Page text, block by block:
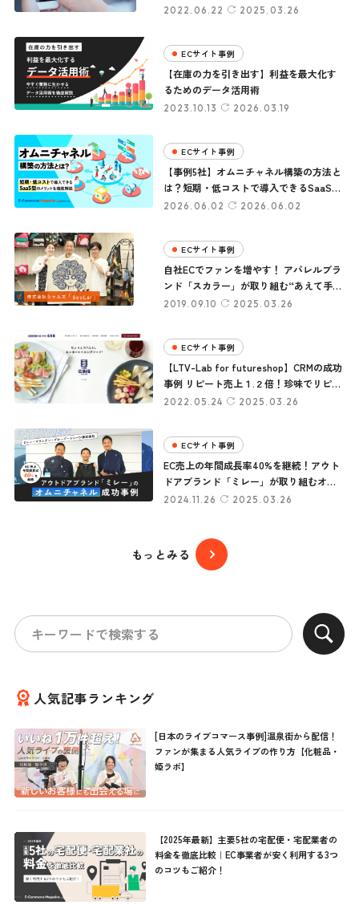
2022.06.22 2025.03.26
とは？
ECサイト事例
2023.10.13 2026.03.19
【在庫の力を引き出す】利益を最大化す
るためのデータ活用術
ECサイト事例
2026.06.02 2026.06.02
【事例5社】オムニチャネル構築の方法と
は？短期・低コストで導入できるSaaS型
のメリットを徹底解説
ECサイト事例
2019.09.10 2025.03.26
自社ECでファンを増やす！ アパレルブラ
ンド「スカラー」が取り組む“あえて手間
をかける”CRM
ECサイト事例
2022.05.24 2025.03.26
【LTV-Lab for futureshop】CRMの成功
事例 リピート売上１.２倍！珍味でリピー
ト率・回転率も伸ばした“伍魚福”様
ECサイト事例
2024.11.26 2025.03.26
EC売上の年間成長率40%を継続！アウト
ドアブランド「ミレー」が取り組むオム
ニチャネルの成功事例
もっとみる
人気記事ランキング
[日本のライブコマース事例]温泉街から配信！
ファンが集まる人気ライブの作り方【化粧品・
姫ラボ】
【2025年最新】主要5社の宅配便・宅配業者の
料金を徹底比較｜EC事業者が安く利用する3つ
のコツもご紹介！